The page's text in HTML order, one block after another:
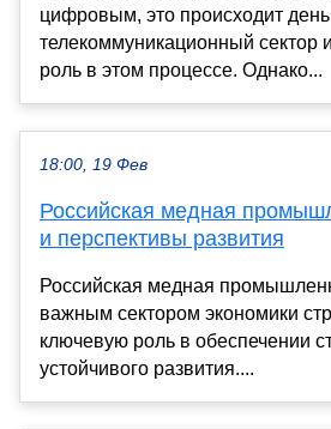
цифровым, это происходит
телекоммуникационный сектор
роль в этом процессе. Однако...
18:00, 19 Фев
Российская медная
и перспективы развития
Российская медная
важным сектором экономики
ключевую роль в обеспечении
устойчивого развития....